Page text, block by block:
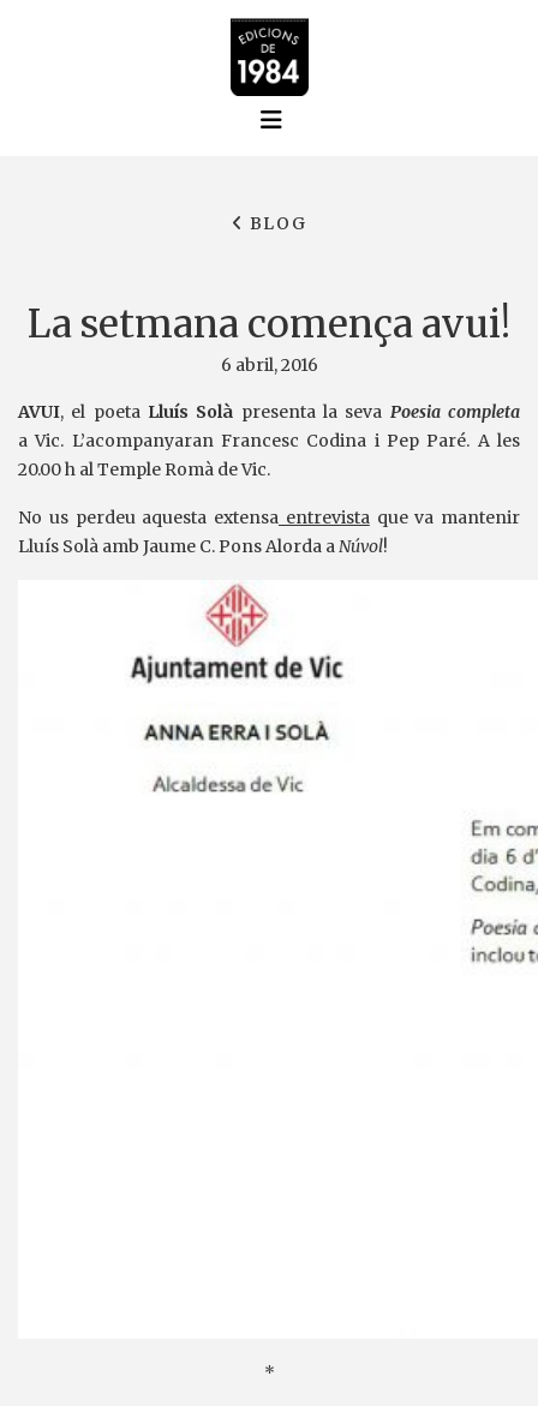
BLOG
La setmana comença avui!
6 abril, 2016
AVUI, el poeta Lluís Solà presenta la seva Poesia completa
a Vic. L’acompanyaran Francesc Codina i Pep Paré. A les
20.00 h al Temple Romà de Vic.
No us perdeu aquesta extensa entrevistaque va mantenir
Lluís Solà amb Jaume C. Pons Alorda aNúvol!
*